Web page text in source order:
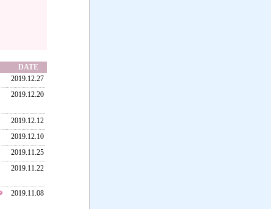
DATE
2019.12.27
2019.12.20
2019.12.12
2019.12.10
2019.11.25
2019.11.22
2019.11.08